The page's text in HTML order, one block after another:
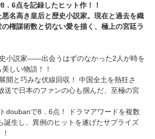
6点を記録したヒット作！！
名高き皇后と歴史小説家。現在と過去を織
の権謀術数と切ない愛を描く、極上の宮廷ラ
小説家――出会うはずのなかった2人が時を
しい物語！！
開と巧みな伏線回収！ 中国全土を熱狂さ
送で日本のファンの心も掴んだ、至極の宮
doubanで8．6点！ ドラマアワードを複数
誕生し、異例のヒットを遂げたサプライズ